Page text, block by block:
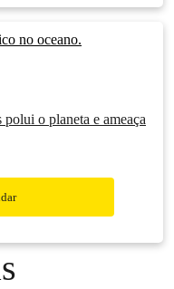
o planeta e ameaça